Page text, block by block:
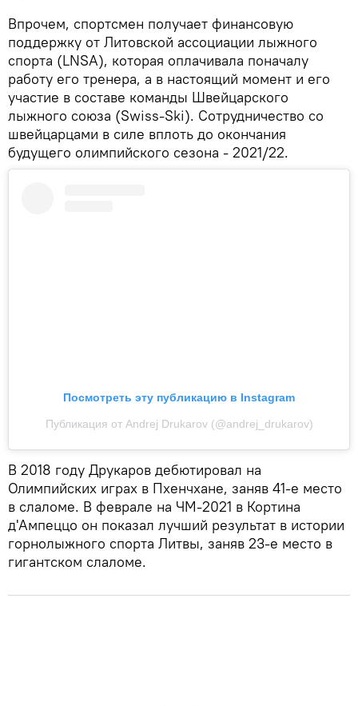
Впрочем, спортсмен получает финансовую
поддержку от Литовской ассоциации лыжного
спорта (LNSA), которая оплачивала поначалу
работу его тренера, а в настоящий момент и его
участие в составе команды Швейцарского
лыжного союза (Swiss-Ski). Сотрудничество со
швейцарцами в силе вплоть до окончания
будущего олимпийского сезона - 2021/22.
Посмотреть эту публикацию в Instagram
Публикация от Andrej Drukarov (@andrej_drukarov)
В 2018 году Друкаров дебютировал на
Олимпийских играх в Пхенчхане, заняв 41-е место
в слаломе. В феврале на ЧМ-2021 в Кортина
д'Ампеццо он показал лучший результат в истории
горнолыжного спорта Литвы, заняв 23-е место в
гигантском слаломе.